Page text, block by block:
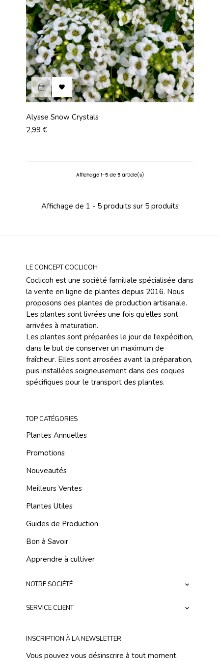

Alysse Snow Crystals
Prix
2,99 €
Affichage 1-5 de 5 article(s)
Affichage de 1 - 5 produits sur 5 produits
LE CONCEPT COCLICOH
Coclicoh est une société familiale spécialisée dans
la vente en ligne de plantes depuis 2016. Nous
proposons des plantes de production artisanale.
Les plantes sont livrées une fois qu’elles sont
arrivées à maturation.
Les plantes sont préparées le jour de l’expédition,
dans le but de conserver un maximum de
fraîcheur. Elles sont arrosées avant la préparation,
puis installées soigneusement dans des coques
spécifiques pour le transport des plantes.
TOP CATÉGORIES
Plantes Annuelles
Promotions
Nouveautés
Meilleurs Ventes
Plantes Utiles
Guides de Production
Bon à Savoir
Apprendre à cultiver
NOTRE SOCIÉTÉ 
SERVICE CLIENT 
INSCRIPTION À LA NEWSLETTER
Vous pouvez vous désinscrire à tout moment.